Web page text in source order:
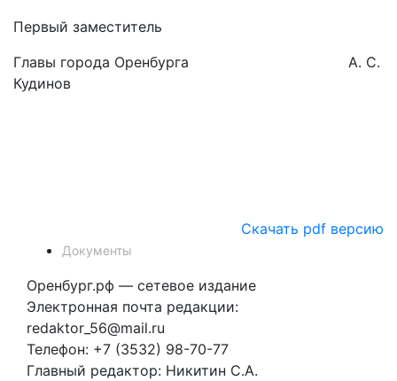
Первый заместитель
Главы города Оренбурга А. С.
Кудинов
Скачать pdf версию
Документы
Оренбург.рф — сетевое издание
Электронная почта редакции:
redaktor_56@mail.ru
Телефон: +7 (3532) 98-70-77
Главный редактор: Никитин С.А.